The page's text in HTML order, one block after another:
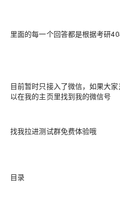
里面的每一个回答都是根据考研
目前暂时只接入了微信，如果大
以在我的主页里找到我的微信号
找我拉进测试群免费体验哦
目录